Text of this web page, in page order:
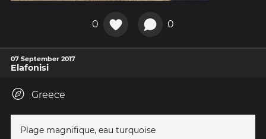
0 0
07 September 2017
Elafonisi
Greece
Plage magnifique, eau turquoise